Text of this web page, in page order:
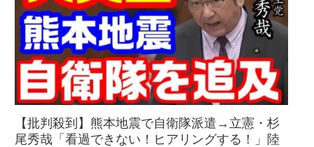
【批判殺到】熊本地震で自衛隊派遣→立憲・杉
尾秀哉「看過できない！ヒアリングする！」陸